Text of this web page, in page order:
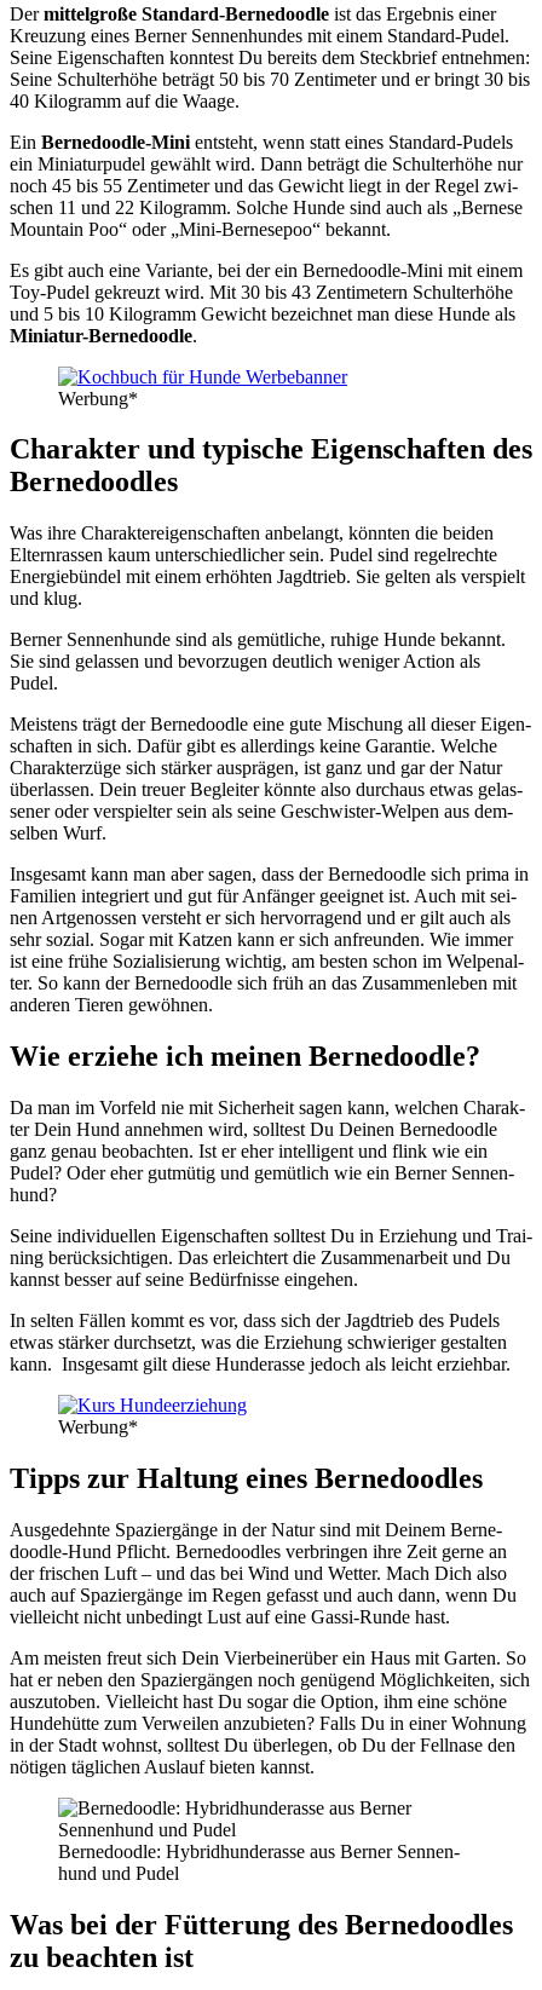
Dermit­tel­gro­ße Stan­dard-Ber­ne­dood­le ist das Ergeb­nis einer
Kreu­zung eines Ber­ner Sen­nen­hun­des mit einem Stan­dard-Pudel.
Sei­ne Eigen­schaf­ten konn­test Du bereits dem Steck­brief ent­neh­men:
Sei­ne Schul­ter­hö­he beträgt 50 bis 70 Zen­ti­me­ter und er bringt 30 bis
40 Kilo­gramm auf die Waa­ge.
Ein Ber­ne­dood­le-Mini ent­steht, wenn statt eines Stan­dard-Pudels
ein Minia­tur­pu­del gewählt wird. Dann beträgt die Schul­ter­hö­he nur
noch 45 bis 55 Zen­ti­me­ter und das Gewicht liegt in der Regel zwi­
schen 11 und 22 Kilo­gramm. Sol­che Hun­de sind auch als „Ber­ne­se
Moun­tain Poo“ oder „Mini-Ber­ne­se­poo“ bekannt.
Es gibt auch eine Vari­an­te, bei der ein Ber­ne­dood­le-Mini mit einem
Toy-Pudel gekreuzt wird. Mit 30 bis 43 Zen­ti­me­tern Schul­ter­hö­he
und 5 bis 10 Kilo­gramm Gewicht bezeich­net man die­se Hun­de als
Minia­tur-Ber­ne­dood­le.
Wer­bung*
Cha­rak­ter und typi­sche Eigen­schaf­ten des
Ber­ne­dood­les
Was ihre Cha­rak­ter­ei­gen­schaf­ten anbe­langt, könn­ten die bei­den
Eltern­ras­sen kaum unter­schied­li­cher sein. Pudel sind regel­rech­te
Ener­gie­bün­del mit einem erhöh­ten Jagd­trieb. Sie gel­ten als ver­spielt
und klug.
Ber­ner Sen­nen­hun­de sind als gemüt­li­che, ruhi­ge Hun­de bekannt.
Sie sind gelas­sen und bevor­zu­gen deut­lich weni­ger Action als
Pudel.
Meis­tens trägt der Ber­ne­dood­le eine gute Mischung all die­ser Eigen­
schaf­ten in sich. Dafür gibt es aller­dings kei­ne Garan­tie. Wel­che
Cha­rak­ter­zü­ge sich stär­ker aus­prä­gen, ist ganz und gar der Natur
über­las­sen. Dein treu­er Beglei­ter könn­te also durch­aus etwas gelas­
se­ner oder ver­spiel­ter sein als sei­ne Geschwis­ter-Wel­pen aus dem­
sel­ben Wurf.
Ins­ge­samt kann man aber sagen, dass der Ber­ne­dood­le sich pri­ma in
Fami­li­en inte­griert und gut für Anfän­ger geeig­net ist. Auch mit sei­
nen Art­ge­nos­sen ver­steht er sich her­vor­ra­gend und er gilt auch als
sehr sozi­al. Sogar mit Kat­zen kann er sich anfreun­den. Wie immer
ist eine frü­he Sozia­li­sie­rung wich­tig, am bes­ten schon im Wel­pen­al­
ter. So kann der Ber­ne­dood­le sich früh an das Zusam­men­le­ben mit
ande­ren Tie­ren gewöh­nen.
Wie erzie­he ich mei­nen Ber­ne­dood­le?
Da man im Vor­feld nie mit Sicher­heit sagen kann, wel­chen Cha­rak­
ter Dein Hund anneh­men wird, soll­test Du Dei­nen Ber­ne­dood­le
ganz genau beob­ach­ten. Ist er eher intel­li­gent und flink wie ein
Pudel? Oder eher gut­mü­tig und gemüt­lich wie ein Ber­ner Sen­nen­
hund?
Sei­ne indi­vi­du­el­len Eigen­schaf­ten soll­test Du in Erzie­hung und Trai­
ning berück­sich­ti­gen. Das erleich­tert die Zusam­men­ar­beit und Du
kannst bes­ser auf sei­ne Bedürf­nis­se ein­ge­hen.
In sel­ten Fäl­len kommt es vor, dass sich der Jagd­trieb des Pudels
etwas stär­ker durch­setzt, was die Erzie­hung schwie­ri­ger gestal­ten
kann. Ins­ge­samt gilt die­se Hun­de­ras­se jedoch als leicht erzieh­bar.
Wer­bung*
Tipps zur Hal­tung eines Ber­ne­dood­les
Aus­ge­dehn­te Spa­zier­gän­ge in der Natur sind mit Dei­nem Ber­ne­
dood­le-Hund Pflicht. Ber­ne­dood­les ver­brin­gen ihre Zeit ger­ne an
der fri­schen Luft – und das bei Wind und Wet­ter. Mach Dich also
auch auf Spa­zier­gän­ge im Regen gefasst und auch dann, wenn Du
viel­leicht nicht unbe­dingt Lust auf eine Gas­si-Run­de hast.
Am meis­ten freut sich Dein Vier­bei­ner­über ein Haus mit Gar­ten. So
hat er neben den Spa­zier­gän­gen noch genü­gend Mög­lich­kei­ten, sich
aus­zu­to­ben. Viel­leicht hast Du sogar die Opti­on, ihm eine schö­ne
Hun­de­hüt­te zum Ver­wei­len anzu­bie­ten? Falls Du in einer Woh­nung
in der Stadt wohnst, soll­test Du über­le­gen, ob Du der Fell­na­se den
nöti­gen täg­li­chen Aus­lauf bie­ten kannst.
Ber­ne­dood­le: Hybrid­hun­de­ras­se aus Ber­ner Sen­nen­
hund und Pudel
Was bei der Füt­te­rung des Ber­ne­dood­les
zu beach­ten ist